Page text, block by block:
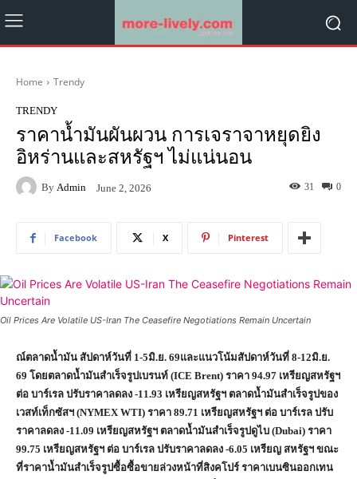
Home Trendy
TRENDY
ราคาน้ำมันผันผวน การเจราจาหยุดยิง
อิหร่านและสหรัฐฯ ไม่แน่นอน
By Admin June 2, 2026 0
31
Facebook X Pinterest
Oil Prices Are Volatile US-Iran The Ceasefire Negotiations Remain Uncertain
ณ์ตลาดน้ำมัน สัปดาห์วันที่ 1-5มิ.ย. 69และแนวโน้มสัปดาห์วันที่ 8-12มิ.ย.
69 โดยตลาดน้ำมันสำเร็จรูปเบรนท์ (ICE Brent) ราคา 94.97 เหรียญสหรัฐฯ
ต่อ บาร์เรล ปรับราคาลดลง -11.93 เหรียญสหรัฐฯ ตลาดน้ำมันสำเร็จรูปของ
เวสท์เท็กซัสฯ (NYMEX WTI) ราคา 89.71 เหรียญสหรัฐฯ ต่อ บาร์เรล ปรับ
ราคาลดลง -11.09 เหรียญสหรัฐฯ ตลาดน้ำมันสำเร็จรูปดูไบ (Dubai) ราคา
99.75 เหรียญสหรัฐฯ ต่อ บาร์เรล ปรับราคาลดลง -6.05 เหรียญ สหรัฐฯ ขณะ
ที่ราคาน้ำมันสำเร็จรูปซื้อซื้อขายล่วงหน้าที่สิงคโปร์ ราคาเบนซินออกเทน